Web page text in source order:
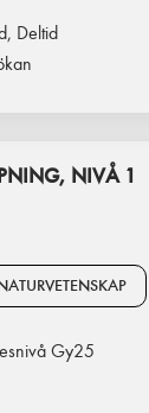
Deltid
NIVÅ 1
Gy25